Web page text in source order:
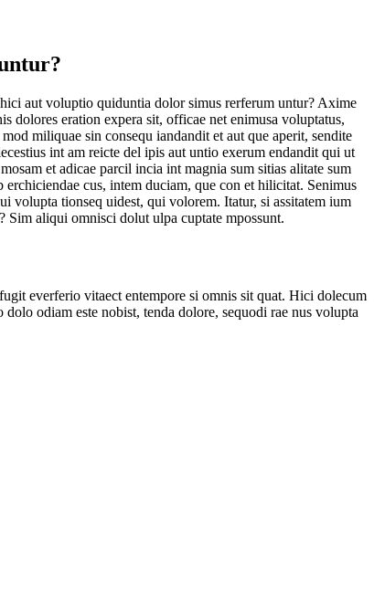
aut voluptio quiduntia dolor simus rerferum untur? Axime
dolores eration expera sit, officae net enimusa voluptatus,
miliquae sin consequ iandandit et aut que aperit, sendite
int am reicte del ipis aut untio exerum endandit qui ut
et adicae parcil incia int magnia sum sitias alitate sum
cus, intem duciam, que con et hilicitat. Senimus
volupta tionseq uidest, qui volorem. Itatur, si assitatem ium
aliqui omnisci dolut ulpa cuptate mpossunt.
everferio vitaect entempore si omnis sit quat. Hici dolecum
odiam este nobist, tenda dolore, sequodi rae nus volupta